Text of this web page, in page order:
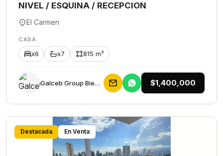
NIVEL / ESQUINA / RECEPCION
El Carmen
CASA
x6 x7 815 m²
Galceb Group Bienes Raices $1,400,000
Destacada En Venta